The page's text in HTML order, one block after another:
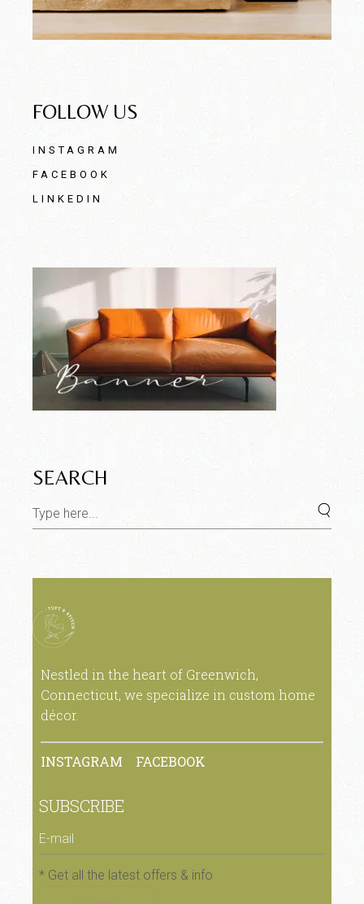
FOLLOW US
INSTAGRAM
FACEBOOK
LINKEDIN
SEARCH
Nestled in the heart of Greenwich,
Connecticut, we specialize in custom home
décor.
INSTAGRAM FACEBOOK
SUBSCRIBE
* Get all the latest offers & info